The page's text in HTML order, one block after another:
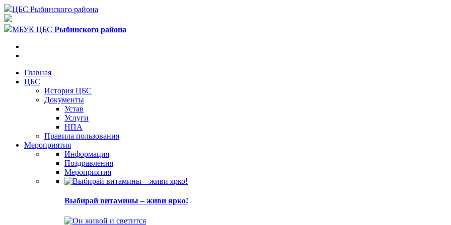
ЦБС Рыбинского района
МБУК ЦБС Рыбинского района
Главная
ЦБС
История ЦБС
Документы
Устав
Услуги
НПА
Правила пользования
Мероприятия
Информация
Поздравления
Мероприятия
Выбирай витамины – живи ярко!